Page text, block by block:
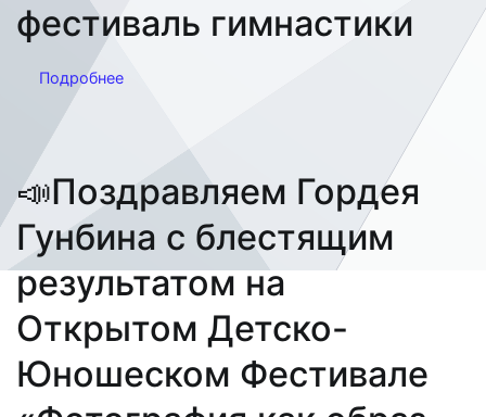
фестиваль гимнастики
Подробнее
📣Поздравляем Гордея
Гунбина с блестящим
результатом на
Открытом Детско-
Юношеском Фестивале